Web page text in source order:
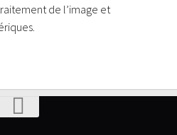
de l’image et